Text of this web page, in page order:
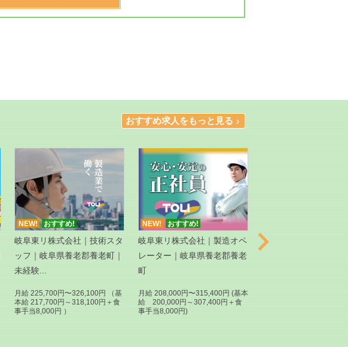
おすすめ求人をもっと見る 
NEW! おすすめ!
岐阜東リ株式会社｜技術スタ
ッフ｜岐阜県養老郡養老町｜
未経験...
月給 225,700円〜326,100円 （基
本給 217,700円～318,100円＋食
事手当8,000円 ）
NEW! おすすめ!
岐阜東リ株式会社｜製造オペ
レーター｜岐阜県養老郡養老
町
月給 208,000円〜315,400円 (基本
給 200,000円～307,400円＋食
事手当8,000円)
営業職｜正社員｜丸亀
